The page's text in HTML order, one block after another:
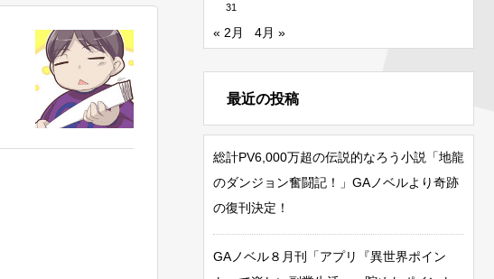
31
« 2月 4月 »
最近の投稿
総計PV6,000万超の伝説的なろう小説「地龍
のダンジョン奮闘記！」GAノベルより奇跡
の復刊決定！
GAノベル８月刊「アプリ『異世界ポイン